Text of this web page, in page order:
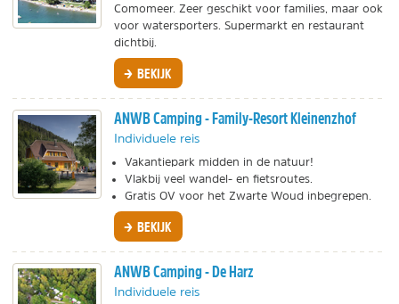
Comomeer. Zeer geschikt voor families, maar ook
voor watersporters. Supermarkt en restaurant
dichtbij.
BEKIJK
ANWB Camping - Family-Resort Kleinenzhof
Individuele reis
Vakantiepark midden in de natuur!
Vlakbij veel wandel- en fietsroutes.
Gratis OV voor het Zwarte Woud inbegrepen.
BEKIJK
ANWB Camping - De Harz
Individuele reis